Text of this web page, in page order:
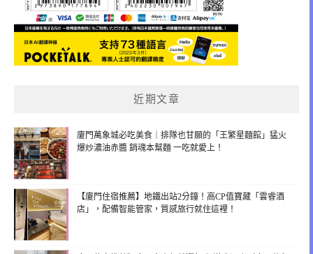
近期文章
廈門萬象城必吃美食｜排隊也甘願的「王繁星麵館」猛火
爆炒濃油赤醬 銷魂本幫麵 一吃就愛上！
【廈門住宿推薦】地鐵出站2分鐘！高CP值寶藏「雲睿酒
店」，配備智能管家，質感旅行就住這裡！